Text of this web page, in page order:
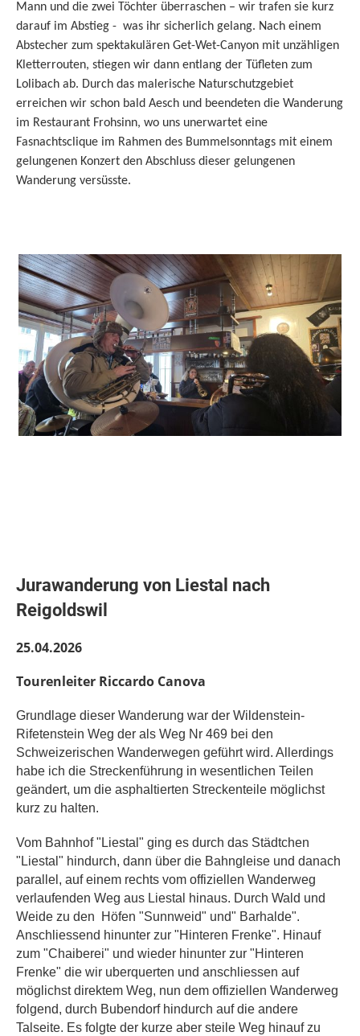
Mann und die zwei Töchter überraschen – wir trafen sie kurz
darauf im Abstieg - was ihr sicherlich gelang. Nach einem
Abstecher zum spektakulären Get-Wet-Canyon mit unzähligen
Kletterrouten, stiegen wir dann entlang der Tüfleten zum
Lolibach ab. Durch das malerische Naturschutzgebiet
erreichen wir schon bald Aesch und beendeten die Wanderung
im Restaurant Frohsinn, wo uns unerwartet eine
Fasnachtsclique im Rahmen des Bummelsonntags mit einem
gelungenen Konzert den Abschluss dieser gelungenen
Wanderung versüsste.
Jurawanderung von Liestal nach
Reigoldswil
25.04.2026
Tourenleiter Riccardo Canova
Grundlage dieser Wanderung war der Wildenstein-
Rifetenstein Weg der als Weg Nr 469 bei den
Schweizerischen Wanderwegen geführt wird. Allerdings
habe ich die Streckenführung in wesentlichen Teilen
geändert, um die asphaltierten Streckenteile möglichst
kurz zu halten.
Vom Bahnhof "Liestal" ging es durch das Städtchen
"Liestal" hindurch, dann über die Bahngleise und danach
parallel, auf einem rechts vom offiziellen Wanderweg
verlaufenden Weg aus Liestal hinaus. Durch Wald und
Weide zu den
Höfen "Sunnweid" und" Barhalde".
Anschliessend hinunter zur "Hinteren Frenke". Hinauf
zum "Chaiberei" und wieder hinunter zur "Hinteren
Frenke" die wir uberquerten und anschliessen auf
möglichst direktem Weg, nun dem offiziellen Wanderweg
folgend, durch Bubendorf hindurch auf die andere
Talseite. Es folgte der kurze aber steile Weg hinauf zu